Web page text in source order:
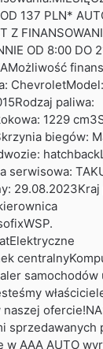
137 PLN*
Z
OD 8:00 DO
paliwa:
1229
biegów:
serwisowa:
sprzedawanych
w AAA AUTO